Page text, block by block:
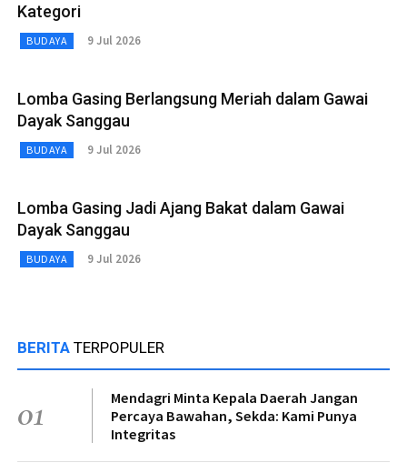
Kategori
BUDAYA 9 Jul 2026
Lomba Gasing Berlangsung Meriah dalam Gawai
Dayak Sanggau
BUDAYA 9 Jul 2026
Lomba Gasing Jadi Ajang Bakat dalam Gawai
Dayak Sanggau
BUDAYA 9 Jul 2026
BERITA TERPOPULER
01
Mendagri Minta Kepala Daerah Jangan
Percaya Bawahan, Sekda: Kami Punya
Integritas